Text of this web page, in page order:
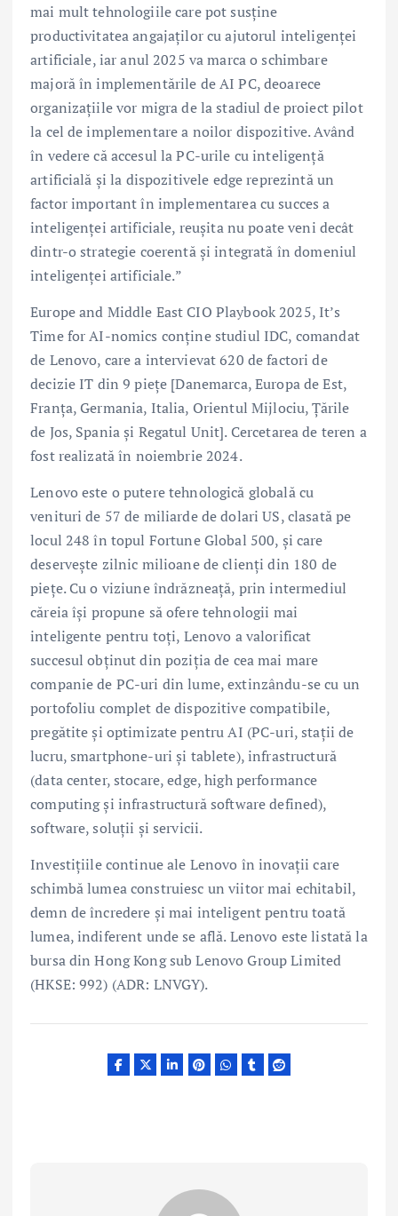
mai mult tehnologiile care pot susține
productivitatea angajaților cu ajutorul inteligenței
artificiale, iar anul 2025 va marca o schimbare
majoră în implementările de AI PC, deoarece
organizațiile vor migra de la stadiul de proiect pilot
la cel de implementare a noilor dispozitive. Având
în vedere că accesul la PC-urile cu inteligență
artificială și la dispozitivele edge reprezintă un
factor important în implementarea cu succes a
inteligenței artificiale, reușita nu poate veni decât
dintr-o strategie coerentă și integrată în domeniul
inteligenței artificiale.”
Europe and Middle East CIO Playbook 2025, It’s
Time for AI-nomics conține studiul IDC, comandat
de Lenovo, care a intervievat 620 de factori de
decizie IT din 9 piețe [Danemarca, Europa de Est,
Franța, Germania, Italia, Orientul Mijlociu, Țările
de Jos, Spania și Regatul Unit]. Cercetarea de teren a
fost realizată în noiembrie 2024.
Lenovo este o putere tehnologică globală cu
venituri de 57 de miliarde de dolari US, clasată pe
locul 248 în topul Fortune Global 500, și care
deservește zilnic milioane de clienți din 180 de
piețe. Cu o viziune îndrăzneață, prin intermediul
căreia își propune să ofere tehnologii mai
inteligente pentru toți, Lenovo a valorificat
succesul obținut din poziția de cea mai mare
companie de PC-uri din lume, extinzându-se cu un
portofoliu complet de dispozitive compatibile,
pregătite și optimizate pentru AI (PC-uri, stații de
lucru, smartphone-uri și tablete), infrastructură
(data center, stocare, edge, high performance
computing și infrastructură software defined),
software, soluții și servicii.
Investițiile continue ale Lenovo în inovații care
schimbă lumea construiesc un viitor mai echitabil,
demn de încredere și mai inteligent pentru toată
lumea, indiferent unde se află. Lenovo este listată la
bursa din Hong Kong sub Lenovo Group Limited
(HKSE: 992) (ADR: LNVGY).